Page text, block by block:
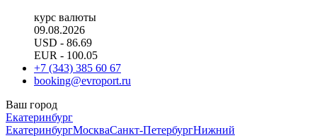
курс валюты
09.08.2026
USD - 86.69
EUR - 100.05
+7 (343) 385 60 67
booking@evroport.ru
Ваш город
Екатеринбург
ЕкатеринбургМоскваСанкт-ПетербургНижний